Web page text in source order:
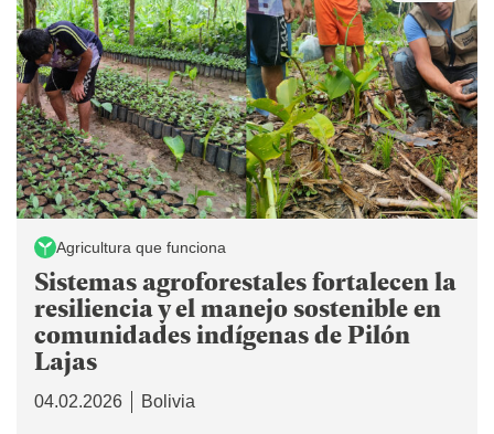
Agricultura que funciona
Sistemas agroforestales fortalecen la
resiliencia y el manejo sostenible en
comunidades indígenas de Pilón
Lajas
04.02.2026 Bolivia